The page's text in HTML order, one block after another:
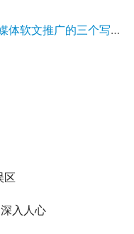
广的三个写作要素是什么？
区
入人心